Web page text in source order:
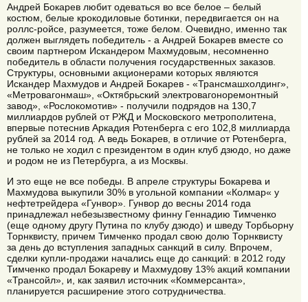
Андрей Бокарев любит одеваться во все белое – белый
костюм, белые крокодиловые ботинки, передвигается он на
роллс-ройсе, разумеется, тоже белом. Очевидно, именно так
должен выглядеть победитель - а Андрей Бокарев вместе со
своим партнером Искандером Махмудовым, несомненно
победитель в области получения государственных заказов.
Структуры, основными акционерами которых являются
Искандер Махмудов и Андрей Бокарев - «Трансмашхолдинг»,
«Метровагонмаш», «Октябрьский электровагоноремонтный
завод», «Рослокомотив» - получили подрядов на 130,7
миллиардов рублей от РЖД и Московского метрополитена,
впервые потеснив Аркадия Ротенберга с его 102,8 миллиарда
рублей за 2014 год. А ведь Бокарев, в отличие от Ротенберга,
не только не ходил с президентом в один клуб дзюдо, но даже
и родом не из Петербурга, а из Москвы.
И это еще не все победы. В апреле структуры Бокарева и
Махмудова выкупили 30% в угольной компании «Колмар« у
нефтетрейдера «Гунвор». Гунвор до весны 2014 года
принадлежал небезызвестному финну Геннадию Тимченко
(еще одному другу Путина по клубу дзюдо) и шведу Торбьорну
Торнквисту, причем Тимченко продал свою долю Торнквисту
за день до вступления западных санкций в силу. Впрочем,
сделки купли-продажи начались еще до санкций: в 2012 году
Тимченко продал Бокареву и Махмудову 13% акций компании
«Трансойл», и, как заявил источник «Коммерсанта»,
планируется расширение этого сотрудничества.